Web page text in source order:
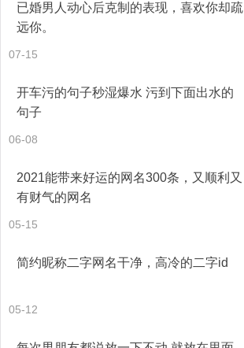
已婚男人动心后克制的表现，喜欢你却疏
远你。
07-15
开车污的句子秒湿爆水 污到下面出水的
句子
06-08
2021能带来好运的网名300条，又顺利又
有财气的网名
05-15
简约昵称二字网名干净，高冷的二字id
05-12